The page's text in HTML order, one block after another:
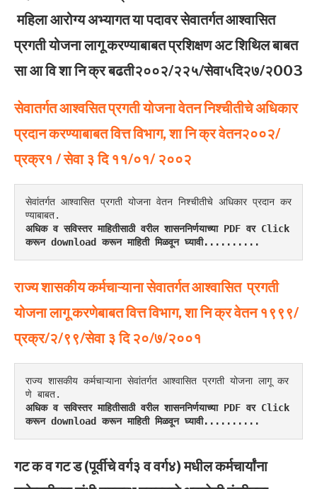
महिला आरोग्य अभ्यागत या पदावर सेवातर्गत आश्वासित
प्रगती योजना लागू करण्याबाबत प्रशिक्षण अट शिथिल बाबत
सा आ वि शा नि क्र बढती२००२/२२५/सेवा५दि२७/२003
सेवातर्गत आश्वसित प्रगती योजना वेतन निश्चीतीचे अधिकार
प्रदान करण्याबाबत वित्त विभाग, शा नि क्र वेतन२००२/
प्रक्र१ / सेवा ३ दि ११/०१/ २००२
सेवांतर्गत आश्वासित प्रगती योजना वेतन निश्चीतीचे अधिकार प्रदान कर
ण्याबाबत.
अधिक व सविस्तर माहितीसाठी वरील शासननिर्णयाच्या PDF वर Click
करून download करून माहिती मिळवून घ्यावी..........
राज्य शासकीय कर्मचाऱ्याना सेवातर्गत आश्वासित प्रगती
योजना लागू करणेबाबत वित्त विभाग, शा नि क्र वेतन १९९९/
प्रक्र/२/९९/सेवा ३ दि २०/७/२००१
राज्य शासकीय कर्मचाऱ्याना सेवांतर्गत आश्वासित प्रगती योजना लागू कर
णे बाबत.
अधिक व सविस्तर माहितीसाठी वरील शासननिर्णयाच्या PDF वर Click
करून download करून माहिती मिळवून घ्यावी..........
गट क व गट ड (पूर्वीचे वर्ग३ व वर्ग४) मधील कर्मचार्यांना